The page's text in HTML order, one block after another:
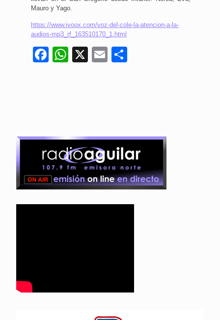
Mauro y Yago.
https://www.ivoox.com/voz-del-cole-la-atencion-a-la-
audios-mp3_rf_163510170_1.html
Facebook
WhatsApp
X Email